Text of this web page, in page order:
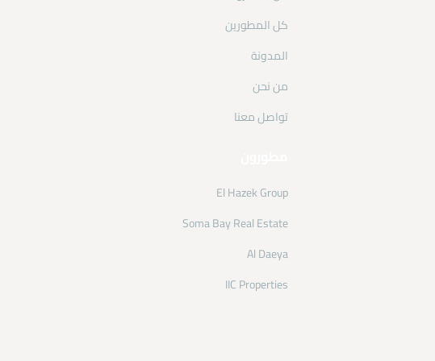
كل المطورين
المدونة
من نحن
تواصل معنا
El Hazek Group
Soma Bay Real Estate
Al Daeya
IIC Properties